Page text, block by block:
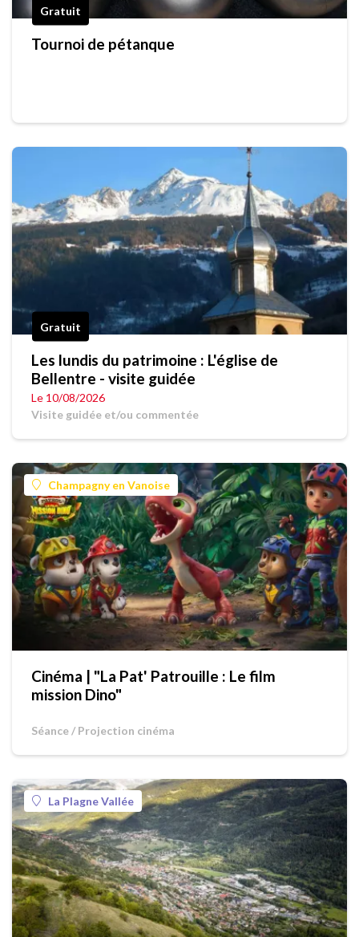
Gratuit
Tournoi de pétanque
Gratuit
Les lundis du patrimoine : L'église de
Bellentre - visite guidée
Le 10/08/2026
Visite guidée et/ou commentée
Champagny en Vanoise
Cinéma | "La Pat' Patrouille : Le film
mission Dino"
Séance / Projection cinéma
La Plagne Vallée